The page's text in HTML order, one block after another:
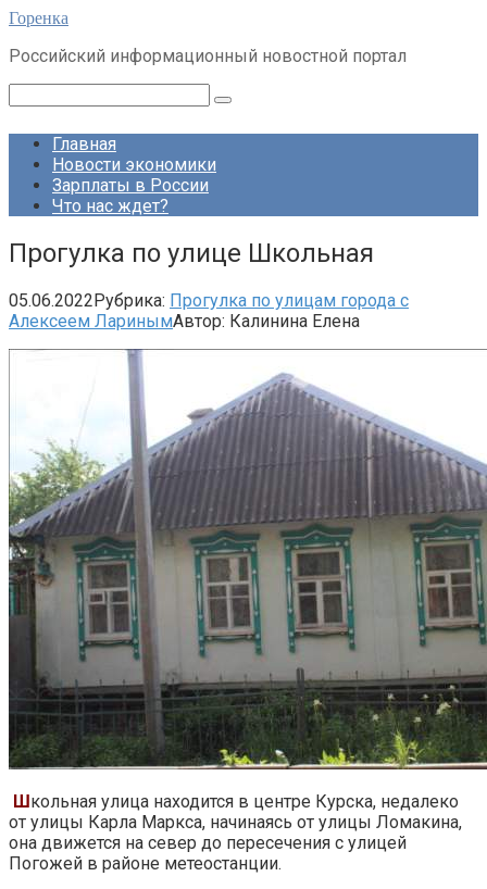
Перейти
контенту
Горенка
Российский информационный новостной портал
Главная
Новости экономики
Зарплаты в России
Что нас ждет?
Прогулка по улице Школьная
05.06.2022Рубрика: Прогулка по улицам города с
Алексеем ЛаринымАвтор: Калинина Елена
Школьная улица находится в центре Курска, недалеко
от улицы Карла Маркса, начинаясь от улицы Ломакина,
она движется на север до пересечения с улицей
Погожей в районе метеостанции.